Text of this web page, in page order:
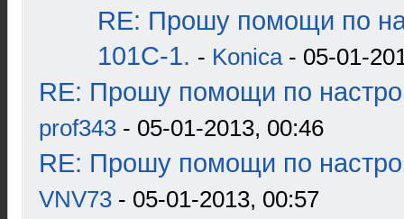
RE: Прошу помощи по
101С-1. - Konica- 05-01-
RE: Прошу помощи по
prof343 - 05-01-2013, 00:46
RE: Прошу помощи по
VNV73 - 05-01-2013, 00:57